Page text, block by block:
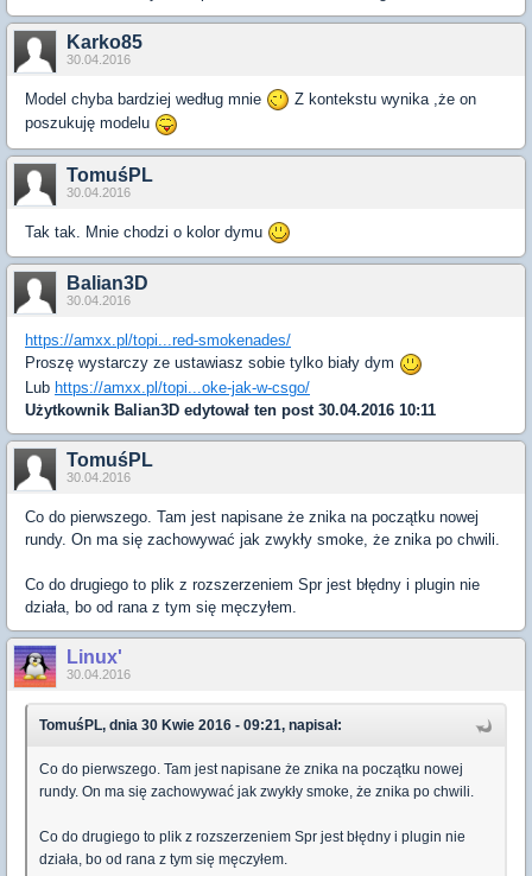
Karko85
30.04.2016
Model chyba bardziej według mnie
Z kontekstu wynika ,że on
poszukuję modelu
TomuśPL
30.04.2016
Tak tak. Mnie chodzi o kolor dymu
Balian3D
30.04.2016
https://amxx.pl/topi...red-smokenades/
Proszę wystarczy ze ustawiasz sobie tylko biały dym
Lub https://amxx.pl/topi...oke-jak-w-csgo/
Użytkownik Balian3D edytował ten post 30.04.2016 10:11
TomuśPL
30.04.2016
Co do pierwszego. Tam jest napisane że znika na początku nowej
rundy. On ma się zachowywać jak zwykły smoke, że znika po chwili.
Co do drugiego to plik z rozszerzeniem Spr jest błędny i plugin nie
działa, bo od rana z tym się męczyłem.
Linux'
30.04.2016
TomuśPL, dnia 30 Kwie 2016 - 09:21, napisał:
Co do pierwszego. Tam jest napisane że znika na początku nowej
rundy. On ma się zachowywać jak zwykły smoke, że znika po chwili.
Co do drugiego to plik z rozszerzeniem Spr jest błędny i plugin nie
działa, bo od rana z tym się męczyłem.